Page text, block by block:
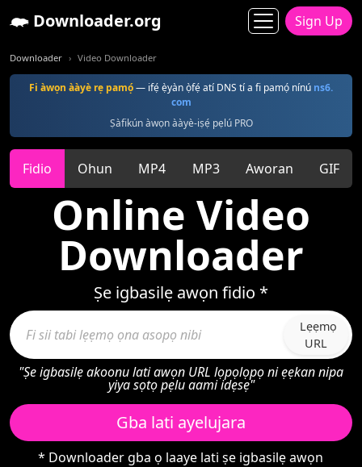
Downloader.org Sign Up
Downloader Video Downloader
Fi àwọn ààyè rẹ pamọ́— ifẹ́ ẹ̀yàn ọ̀fẹ́ atí DNS tí a fi pamọ́ nínú ns6.
com
Ṣàfikún àwọn ààyè-iṣẹ́ pẹlú PRO
Fidio Ohun MP4 MP3 Aworan GIF
Online Video
Downloader
Ṣe igbasilẹ awọn fidio *
Lẹẹmọ
URL
"Ṣe igbasilẹ akoonu lati awọn URL lọpọlọpọ ni ẹẹkan nipa
yiya sọtọ pẹlu aami idẹsẹ"
Gba lati ayelujara
* Downloader gba ọ laaye lati ṣe igbasilẹ awọn